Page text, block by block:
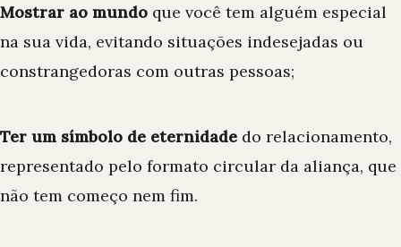
Mostrar ao mundo que você tem alguém especial
na sua vida, evitando situações indesejadas ou
constrangedoras com outras pessoas;
Ter um símbolo de eternidade do relacionamento,
representado pelo formato circular da aliança, que
não tem começo nem fim.